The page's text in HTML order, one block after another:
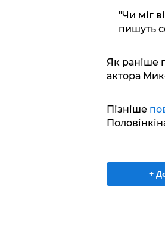
"Чи міг
пишуть
Як раніше
актора
Пізніше
+